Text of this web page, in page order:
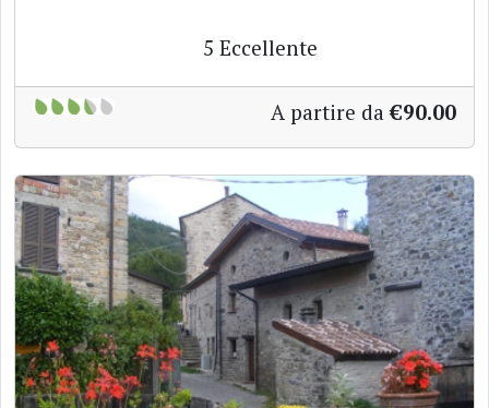
5 Eccellente
A partire da €90.00